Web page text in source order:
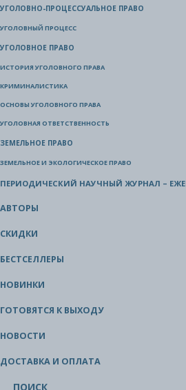
УГОЛОВНО-ПРОЦЕССУАЛЬНОЕ ПРАВО
УГОЛОВНЫЙ ПРОЦЕСС
УГОЛОВНОЕ ПРАВО
ИСТОРИЯ УГОЛОВНОГО ПРАВА
КРИМИНАЛИСТИКА
ОСНОВЫ УГОЛОВНОГО ПРАВА
УГОЛОВНАЯ ОТВЕТСТВЕННОСТЬ
ЗЕМЕЛЬНОЕ ПРАВО
ЗЕМЕЛЬНОЕ И ЭКОЛОГИЧЕСКОЕ ПРАВО
ПЕРИОДИЧЕСКИЙ НАУЧНЫЙ ЖУРНАЛ –
АВТОРЫ
СКИДКИ
БЕСТСЕЛЛЕРЫ
НОВИНКИ
ГОТОВЯТСЯ К ВЫХОДУ
НОВОСТИ
ДОСТАВКА И ОПЛАТА
ПОИСК